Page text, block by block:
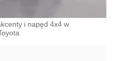
i napęd 4x4 w